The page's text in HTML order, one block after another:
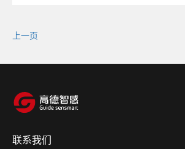
上一页
联系我们